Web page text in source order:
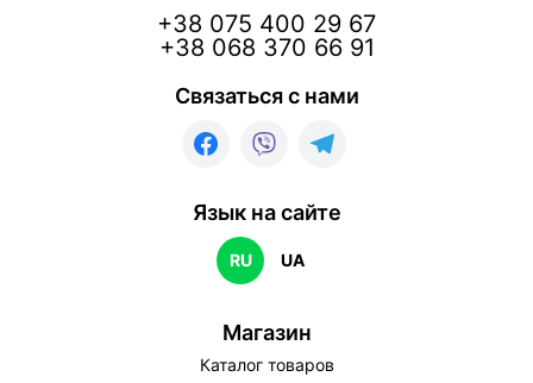
+38 075 400 29 67
+38 068 370 66 91
Связаться с нами
Язык на сайте
RU UA
Магазин
Каталог товаров